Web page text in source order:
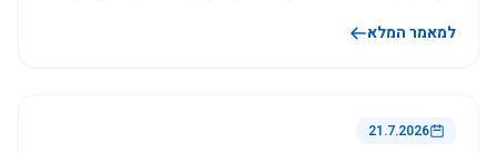
למאמר המלא
21.7.2026